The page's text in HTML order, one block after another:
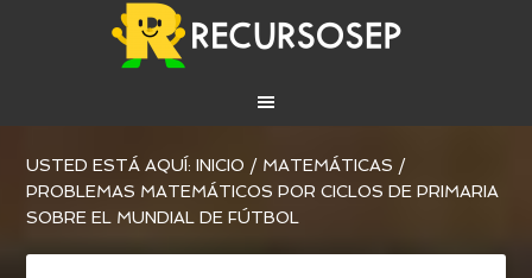
USTED ESTÁ AQUÍ:INICIO / MATEMÁTICAS /
PROBLEMAS MATEMÁTICOS POR CICLOS DE PRIMARIA
SOBRE EL MUNDIAL DE FÚTBOL